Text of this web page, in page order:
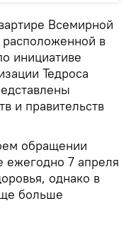
Всемирной
расположенной в
инициативе
Тедроса
и правительств
обращении
ежегодно 7 апреля
однако в
больше